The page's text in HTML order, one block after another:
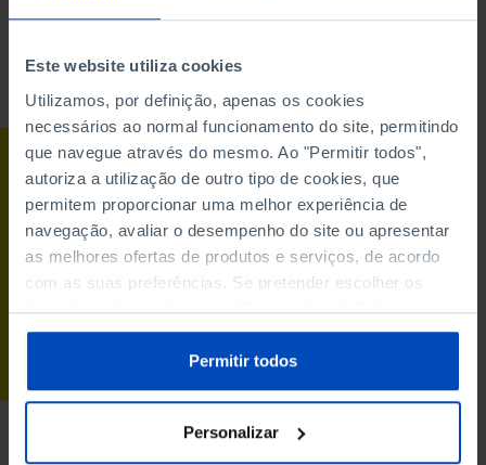
Este website utiliza cookies
Utilizamos, por definição, apenas os cookies
necessários ao normal funcionamento do site, permitindo
que navegue através do mesmo. Ao "Permitir todos",
autoriza a utilização de outro tipo de cookies, que
permitem proporcionar uma melhor experiência de
navegação, avaliar o desempenho do site ou apresentar
as melhores ofertas de produtos e serviços, de acordo
com as suas preferências. Se pretender escolher os
tipos de cookies, clique em "Personalizar". Saiba mais
sobre cookies através da gestão de preferências ou da
Política de Cookies.
Permitir todos
Personalizar
Para pesquisar uma expressão coloque-a entre aspas
CONFERÊNCIA
Que democracia
queremos na UE?
(Patrícia Jerónimo,
Pedro Froufe, Amélie
Fernandes e José